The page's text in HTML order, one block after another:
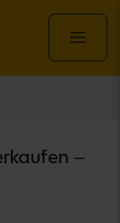
–